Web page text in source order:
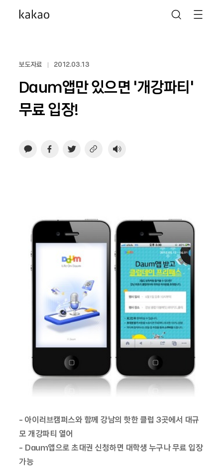
보도자료 2012.03.13
Daum앱만 있으면 ‘개강파티’
무료 입장!
- 아이러브캠퍼스와 함께 강남의 핫한 클럽 3곳에서 대규
모 개강파티 열어
- Daum앱으로 초대권 신청하면 대학생 누구나 무료 입장
가능